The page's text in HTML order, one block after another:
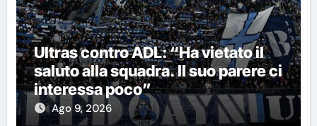
Ultras contro ADL: “Ha vietato il
saluto alla squadra. Il suo parere ci
interessa poco”
Ago 9, 2026